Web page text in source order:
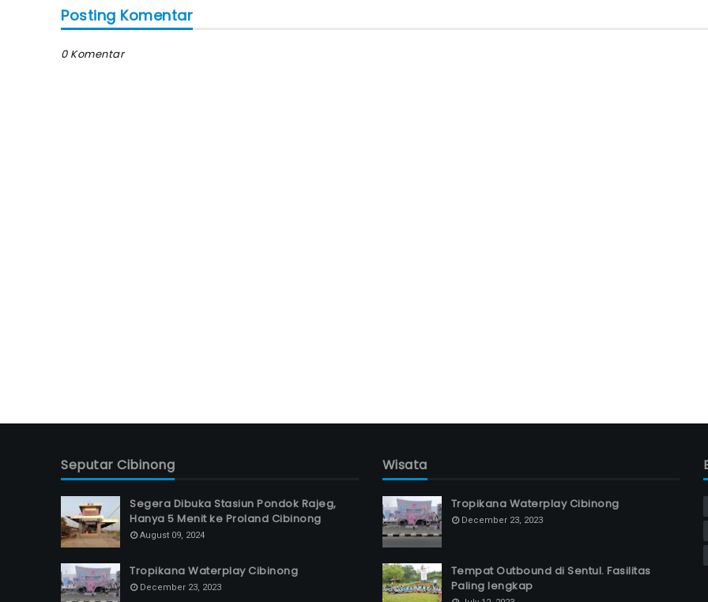
Posting Komentar
0 Komentar
Seputar Cibinong
Segera Dibuka Stasiun Pondok Rajeg,
Hanya 5 Menit ke Proland Cibinong
August 09, 2024
Tropikana Waterplay Cibinong
December 23, 2023
Wisata
Tropikana Waterplay Cibinong
December 23, 2023
Tempat Outbound di Sentul. Fasilitas
Paling lengkap